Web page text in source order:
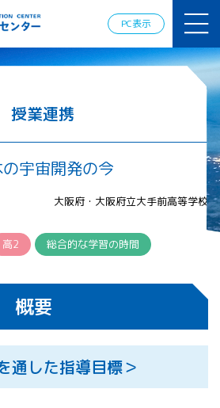
PC表示
ミー
ロスペース
情報の発
信
宇宙を活用
した教育実
践例
体験的学
習機会の
提供（国
際）
APRSAF（ア
ジア太平洋
地域宇宙機
関会議）宇
宙教育 for
All 分科会
APRSAF宇宙
授業連携
の宇宙開発の今
大阪府・大阪府立大手前高等学校
高2 総合的な学習の時間
概要
通した指導目標＞